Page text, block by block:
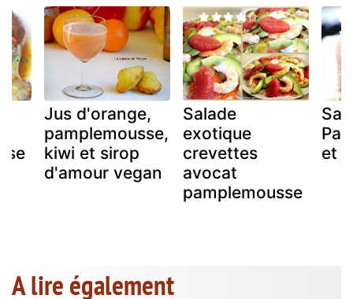
Jus d'orange,
pamplemousse,
kiwi et sirop
d'amour vegan
Salade
exotique
crevettes
avocat
pamplemousse
et
A lire également